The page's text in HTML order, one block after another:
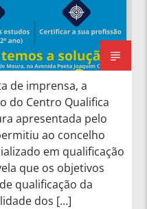
de imprensa, a
do Centro Qualifica
apresentada pelo
ao concelho
em qualificação
que os objetivos
qualificação da
dos […]